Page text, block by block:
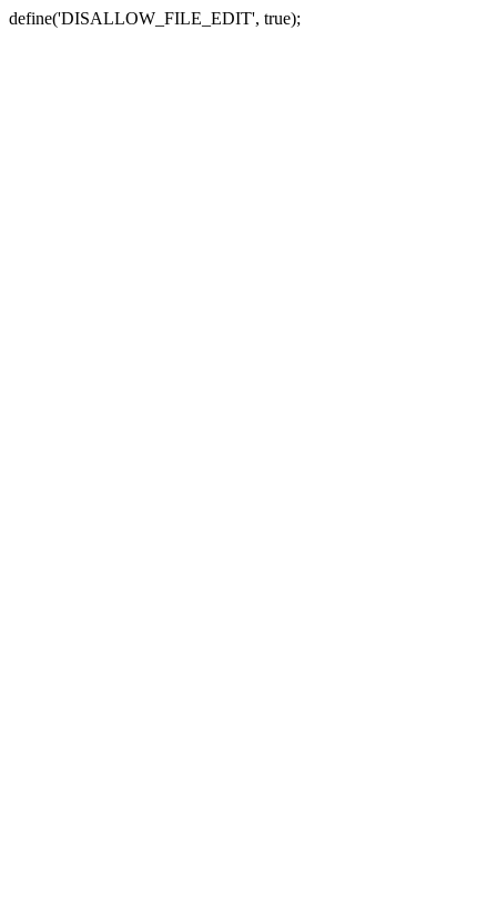
define('DISALLOW_FILE_EDIT', true);